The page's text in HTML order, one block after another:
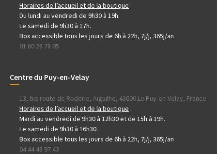
Horaires de l’accueil et de la boutique :
Du lundi au vendredi de 9h30 à 19h.
Le samedi de 9h30 à 17h.
Box accessible tous les jours de 6h à 22h, 7j/j, 365j/an
01 60 28 78 05
Centre du Puy-en-Velay
13, bis route de Roderie, Aiguilhe, 43000 Le Puy-en-Velay, France
Horaires de l’accueil et de la boutique :
Mardi au vendredi de 9h30 à 12h30 et de 15h à 19h.
Le samedi de 9h30 à 16h30.
Box accessible tous les jours de 6h à 22h, 7j/j, 365j/an
04 44 43 97 43